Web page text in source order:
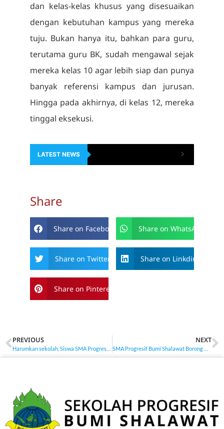
dan kelas-kelas khusus yang disesuaikan
dengan kebutuhan kampus yang mereka
tuju. Bukan hanya itu, bahkan para guru,
terutama guru BK, sudah mengawal sejak
mereka kelas 10 agar lebih siap dan punya
banyak referensi kampus dan jurusan.
Hingga pada akhirnya, di kelas 12, mereka
tinggal eksekusi.
LATEST NEWS
Share
Share on Facebook Share on WhatsApp
Share on Twitter Share on Linkdin
Share on Pinterest
PREVIOUS NEXT